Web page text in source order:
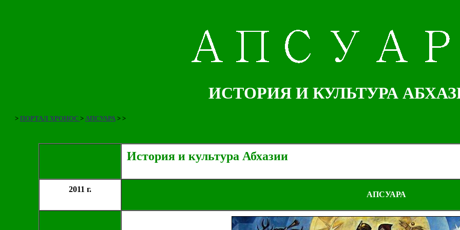
ИСТОРИЯ И КУЛЬТУРА
> ПОРТАЛ ХРОНОС > АПСУАРА > >
История и культура Абхазии
2011 г.
АПСУАРА